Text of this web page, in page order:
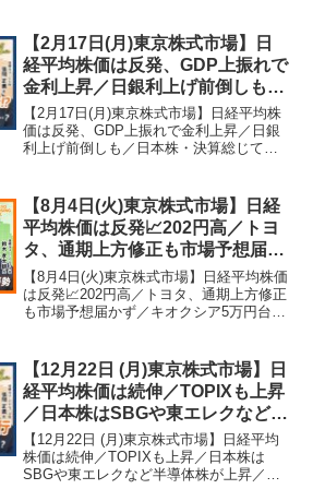
ットで会談へ【日経CNBC】マーケッ
ト・経済専門チャ...
【2月17日(月)東京株式市場】日
経平均株価は反発、GDP上振れで
金利上昇／日銀利上げ前倒しも／
日本株・決算総じて好調／米国
株・ナスダック100高値／GS集計
FCI・金融環境緩和的／BofA季節
【2月17日(月)東京株式市場】日経平均株
価は反発、GDP上振れで金利上昇／日銀
利上げ前倒しも／日本株・決算総じて好
告【日経CNBC】マーケット・経済専門
チャ...
【8月4日(火)東京株式市場】日経
平均株価は反発📈202円高／トヨ
タ、通期上方修正も市場予想届か
ず／キオクシア5万円台を回復／
三菱重工、市場予想超えを評価し
買い集中／三菱UFJ、過去最高益
【8月4日(火)東京株式市場】日経平均株価
は反発📈202円高／トヨタ、通期上方修正
も市場予想届かず／キオクシア5万円台を
下落【日経CNBC】マーケット・経済専
門チャン...
【12月22日 (月)東京株式市場】日
経平均株価は続伸／TOPIXも上昇
／日本株はSBGや東エレクなど半
導体株が上昇／円安進行で食料品
や陸運など売られる／利上げで銀
行株や証券株などは買われる【日
【12月22日 (月)東京株式市場】日経平均
株価は続伸／TOPIXも上昇／日本株は
SBGや東エレクなど半導体株が上昇／円